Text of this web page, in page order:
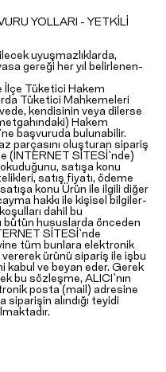
YOLLARI - YETKİLİ
uyuşmazlıklarda,
gereği her yıl belirlenen-
İlçe Tüketici Hakem
Tüketici Mahkemeleri
kendisinin veya dilerse
Hakem
başvuruda bulunabilir.
parçasını oluşturan sipariş
(İNTERNET SİTESİ`nde)
okuduğunu, satışa konu
satış fiyatı, ödeme
konu Ürün ile ilgili diğer
hakkı ile kişisel bilgiler-
dahil bu
bütün hususlarda önceden
SİTESİ`nde
tüm bunlara elektronik
ürünü sipariş ile işbu
ve beyan eder. Gerek
bu sözleşme, ALICI`nın
posta (mail) adresine
alındığı teyidi